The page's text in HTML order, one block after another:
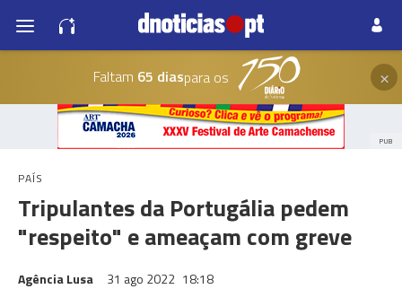
Faltam 65 diaspara os ×
PUB
PAÍS
Tripulantes da Portugália pedem
"respeito" e ameaçam com greve
Agência Lusa 31 ago 2022 18:18